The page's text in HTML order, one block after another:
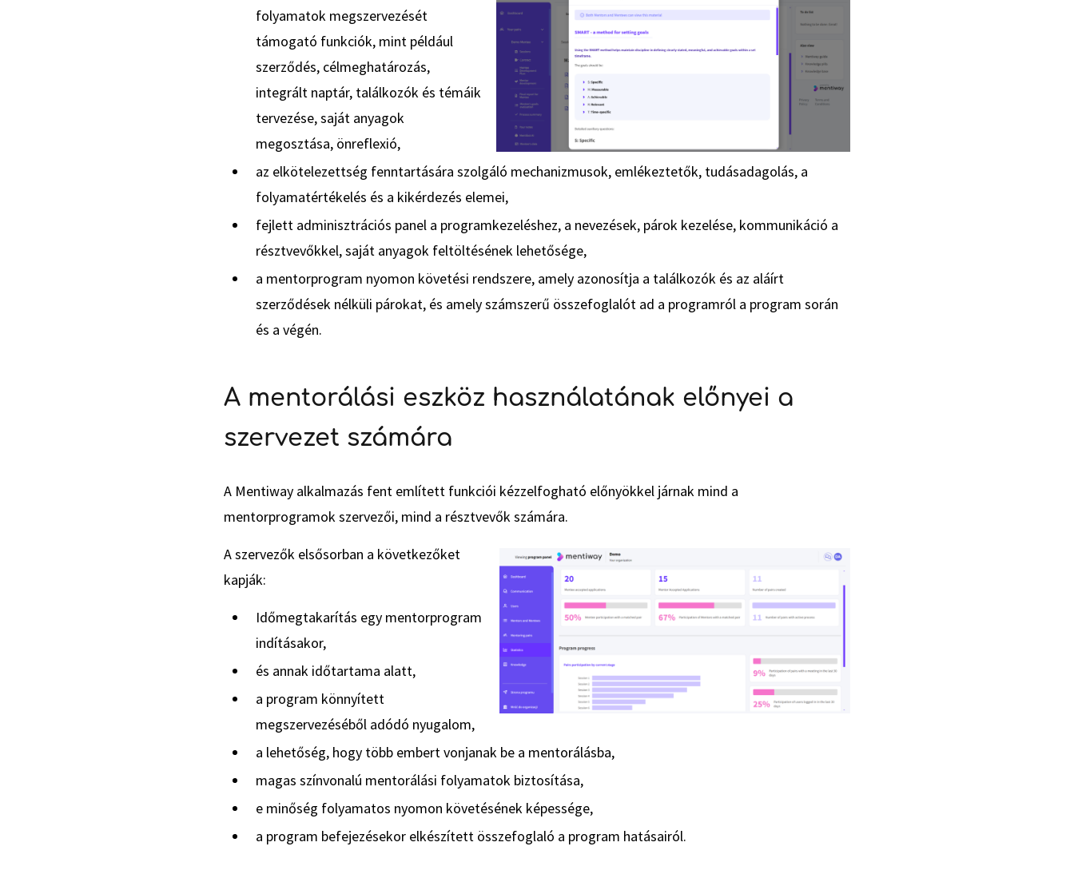
folyamatok megszervezését
támogató funkciók, mint például
szerződés, célmeghatározás,
integrált naptár, találkozók és témáik
tervezése, saját anyagok
megosztása, önreflexió,
az elkötelezettség fenntartására szolgáló mechanizmusok, emlékeztetők, tudásadagolás, a
folyamatértékelés és a kikérdezés elemei,
fejlett adminisztrációs panel a programkezeléshez, a nevezések, párok kezelése, kommunikáció a
résztvevőkkel, saját anyagok feltöltésének lehetősége,
a mentorprogram nyomon követési rendszere, amely azonosítja a találkozók és az aláírt
szerződések nélküli párokat, és amely számszerű összefoglalót ad a programról a program során
és a végén.
A mentorálási eszköz használatának előnyei a
szervezet számára
A Mentiway alkalmazás fent említett funkciói kézzelfogható előnyökkel járnak mind a
mentorprogramok szervezői, mind a résztvevők számára.
A szervezők elsősorban a következőket
kapják:
Időmegtakarítás egy mentorprogram
indításakor,
és annak időtartama alatt,
a program könnyített
megszervezéséből adódó nyugalom,
a lehetőség, hogy több embert vonjanak be a mentorálásba,
magas színvonalú mentorálási folyamatok biztosítása,
e minőség folyamatos nyomon követésének képessége,
a program befejezésekor elkészített összefoglaló a program hatásairól.